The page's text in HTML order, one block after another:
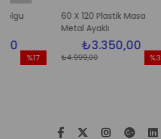
60 X 120 Plastik Masa
Metal Ayaklı
₺3.350,00
₺4.999,00